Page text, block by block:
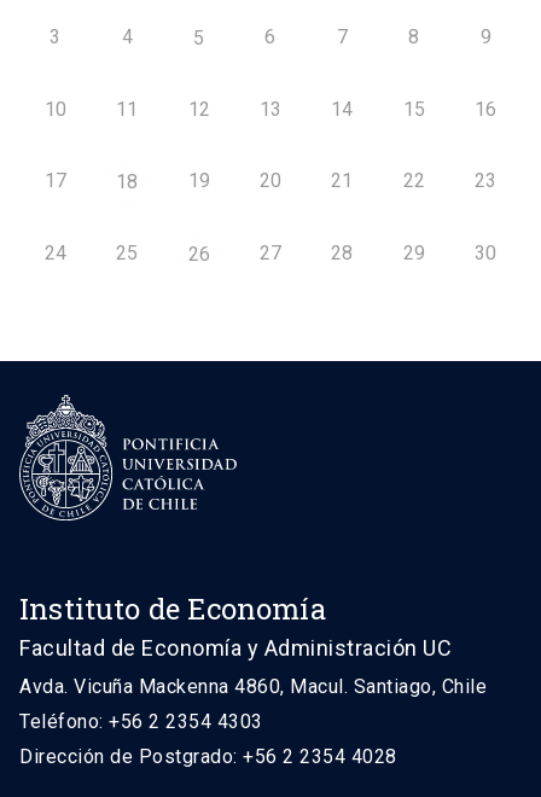
3 4 5 6 7 8 9
10 11 12 13 14 15 16
17 18 19 20 21 22 23
24 25 26 27 28 29 30
Instituto de Economía
Facultad de Economía y Administración UC
Avda. Vicuña Mackenna 4860, Macul. Santiago, Chile
Teléfono: +56 2 2354 4303
Dirección de Postgrado: +56 2 2354 4028